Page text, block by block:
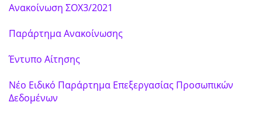
Ανακοίνωση ΣΟΧ3/2021
Παράρτημα Ανακοίνωσης
Έντυπο Αίτησης
Νέο Ειδικό Παράρτημα Επεξεργασίας Προσωπικών
Δεδομένων